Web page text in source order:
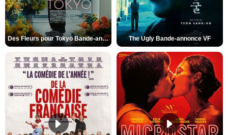
Des Fleurs pour Tokyo Bande-annonce VO STFR The Ugly Bande-annonce VF